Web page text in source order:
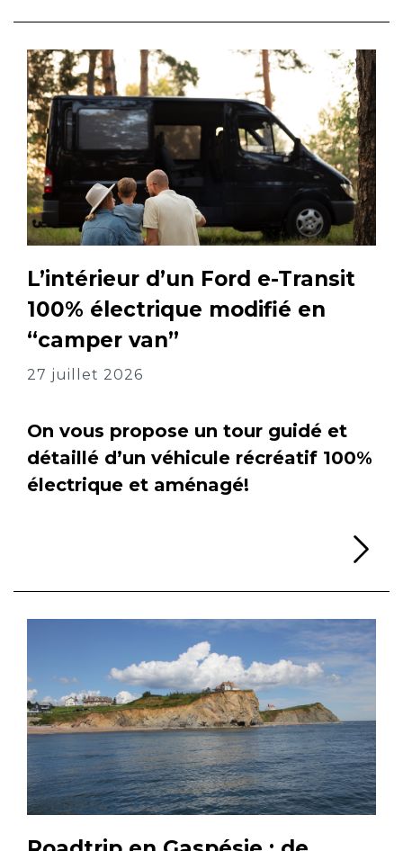
L’intérieur d’un Ford e-Transit
100% électrique modifié en
“camper van”
27 juillet 2026
On vous propose un tour guidé et
détaillé d’un véhicule récréatif 100%
électrique et aménagé!